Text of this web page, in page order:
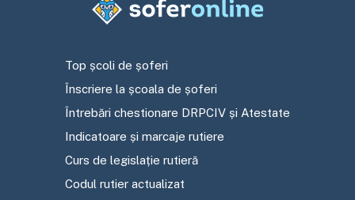
Top școli de șoferi
Înscriere la școala de șoferi
Întrebări chestionare DRPCIV și Atestate
Indicatoare și marcaje rutiere
Curs de legislație rutieră
Codul rutier actualizat